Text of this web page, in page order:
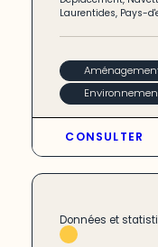
Laurentides, Pays-
CONSULTER
Données et